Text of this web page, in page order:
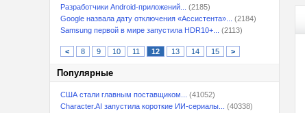
Разработчики Android-приложений...
(2185)
Google назвала дату отключения «Ассистента»...
(2184)
Samsung первой в мире запустила HDR10+...
(2113)
< 8 9 10 11 12 13 14 15 >
Популярные
США стали главным поставщиком...
(41052)
Character.AI запустила короткие ИИ-сериалы...
(40338)